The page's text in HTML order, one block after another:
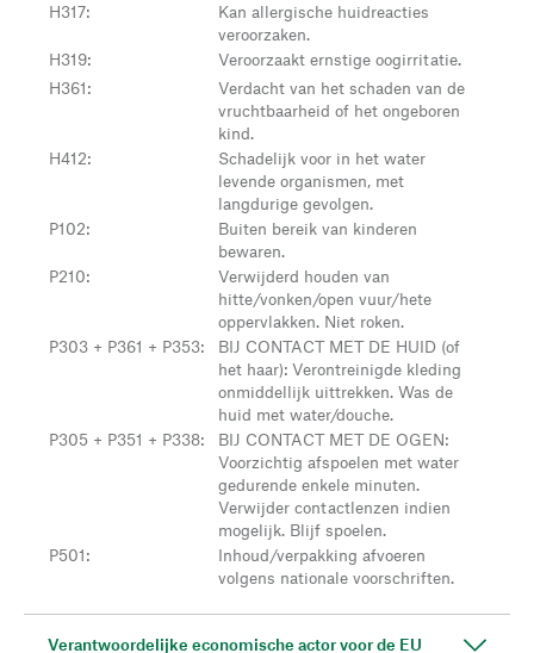
H317:
Kan allergische huidreacties
veroorzaken.
H319:
Veroorzaakt ernstige oogirritatie.
H361:
Verdacht van het schaden van de
vruchtbaarheid of het ongeboren
kind.
H412:
Schadelijk voor in het water
levende organismen, met
langdurige gevolgen.
P102:
Buiten bereik van kinderen
bewaren.
P210:
Verwijderd houden van
hitte/vonken/open vuur/hete
oppervlakken. Niet roken.
P303 + P361 + P353:
BIJ CONTACT MET DE HUID (of
het haar): Verontreinigde kleding
onmiddellijk uittrekken. Was de
huid met water/douche.
P305 + P351 + P338:
BIJ CONTACT MET DE OGEN:
Voorzichtig afspoelen met water
gedurende enkele minuten.
Verwijder contactlenzen indien
mogelijk. Blijf spoelen.
P501:
Inhoud/verpakking afvoeren
volgens nationale voorschriften.
Verantwoordelijke economische actor voor de EU